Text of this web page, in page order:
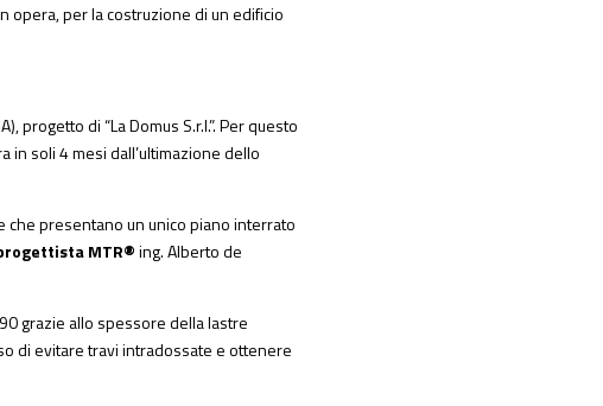
opera, per la costruzione di un edificio
progetto di “La Domus S.r.l.”. Per questo
in soli 4 mesi dall’ultimazione dello
che presentano un unico piano interrato
MTR®ing. Alberto de
grazie allo spessore della lastre
di evitare travi intradossate e ottenere